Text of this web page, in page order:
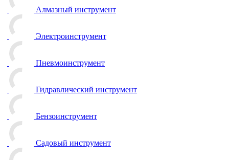
Алмазный инструмент
Электроинструмент
Пневмоинструмент
Гидравлический инструмент
Бензоинструмент
Садовый инструмент